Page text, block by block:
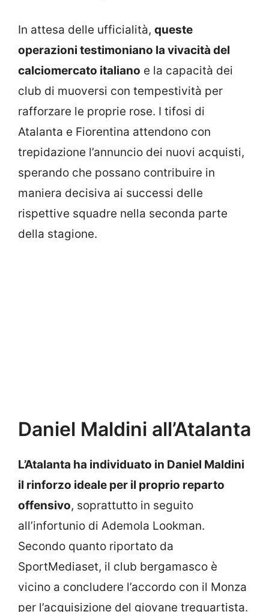
In attesa delle ufficialità, queste
operazioni testimoniano la vivacità del
calciomercato italiano e la capacità dei
club di muoversi con tempestività per
rafforzare le proprie rose. I tifosi di
Atalanta e Fiorentina attendono con
trepidazione l’annuncio dei nuovi acquisti,
sperando che possano contribuire in
maniera decisiva ai successi delle
rispettive squadre nella seconda parte
della stagione.
Daniel Maldini all’Atalanta
L’Atalanta ha individuato in Daniel Maldini
il rinforzo ideale per il proprio reparto
offensivo, soprattutto in seguito
all’infortunio di Ademola Lookman.
Secondo quanto riportato da
SportMediaset, il club bergamasco è
vicino a concludere l’accordo con il Monza
per l’acquisizione del giovane trequartista.